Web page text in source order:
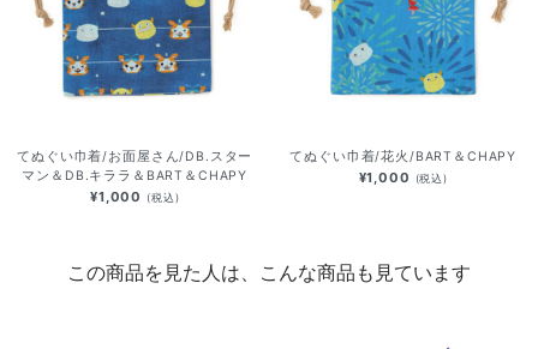
てぬぐい巾着/お面屋さん/DB.スター
マン＆DB.キララ＆BART＆CHAPY
¥1,000 (税込)
てぬぐい巾着/花火/BART＆CHAPY
¥1,000 (税込)
この商品を見た人は、こんな商品も見ています